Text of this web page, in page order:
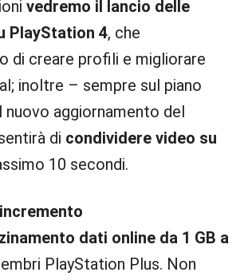
vedremo il lancio delle
PlayStation 4, che
di creare profili e migliorare
inoltre – sempre sul piano
aggiornamento del
di condividere video su
10 secondi.
incremento
dati online da 1 GB a
PlayStation Plus. Non